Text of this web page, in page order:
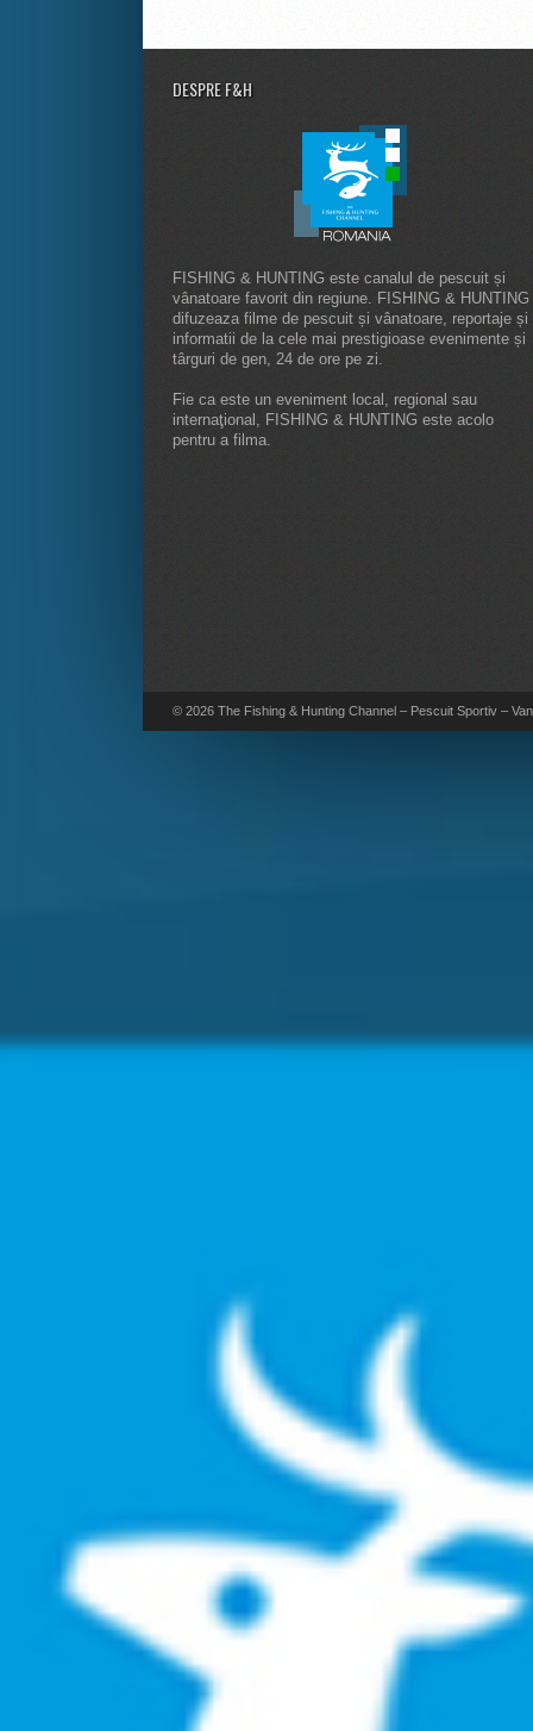
DESPRE F&H
FISHING & HUNTING este canalul de pescuit și
vânatoare favorit din regiune. FISHING & HUNTING
difuzeaza filme de pescuit și vânatoare, reportaje și
informatii de la cele mai prestigioase evenimente și
târguri de gen, 24 de ore pe zi.
Fie ca este un eveniment local, regional sau
internaţional, FISHING & HUNTING este acolo
pentru a filma.
© 2026 The Fishing & Hunting Channel – Pescuit Sportiv –